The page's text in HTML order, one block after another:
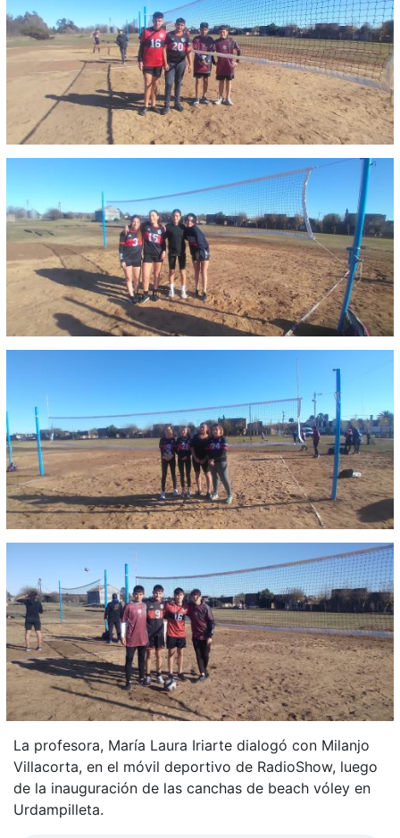
La profesora, María Laura Iriarte dialogó con Milanjo
Villacorta, en el móvil deportivo de RadioShow, luego
de la inauguración de las canchas de beach vóley en
Urdampilleta.